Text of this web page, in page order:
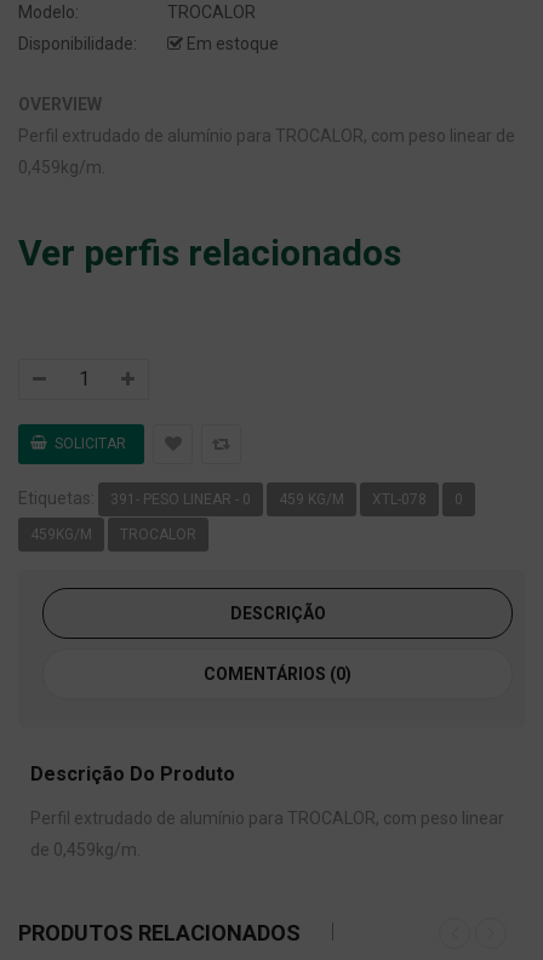
Modelo:
TROCALOR
Disponibilidade:
Em estoque
OVERVIEW
Perfil extrudado de alumínio para TROCALOR, com peso linear de
0,459kg/m.
Ver perfis relacionados
Etiquetas: 391- PESO LINEAR - 0 459 KG/M XTL-078 0
459KG/M TROCALOR
DESCRIÇÃO
COMENTÁRIOS (0)
Descrição Do Produto
Perfil extrudado de alumínio para TROCALOR, com peso linear
de 0,459kg/m.
PRODUTOS RELACIONADOS